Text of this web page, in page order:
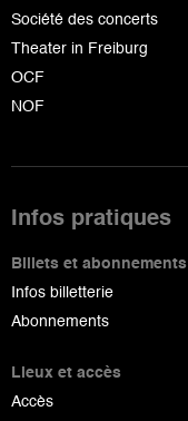
Société des concerts
Theater in Freiburg
OCF
NOF
Infos pratiques
Billets et abonnements
Infos billetterie
Abonnements
Lieux et accès
Accès